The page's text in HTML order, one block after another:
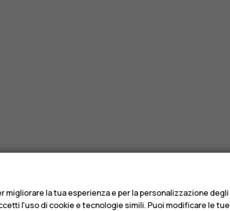
la tua esperienza e per la personalizzazione degli
l'uso di cookie e tecnologie simili. Puoi modificare le tue